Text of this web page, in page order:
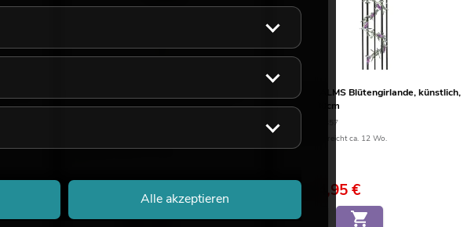
interessante Alternative, unbedingt
Bestand reicht ca. 12 Wo.
EUROPALMS Blütengirlande, künstlich,
pink, 180cm
No. 82501857
Bestand reicht ca. 12 Wo.
4,95€
Alle akzeptieren